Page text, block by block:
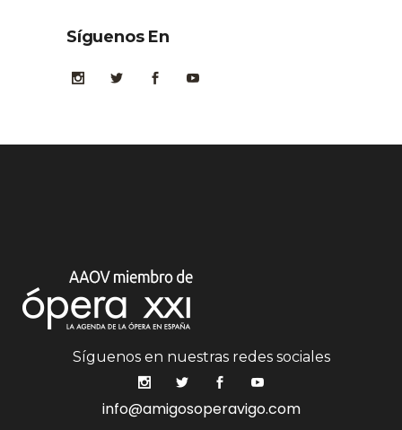
Síguenos En
Síguenos en nuestras redes sociales
info@amigosoperavigo.com